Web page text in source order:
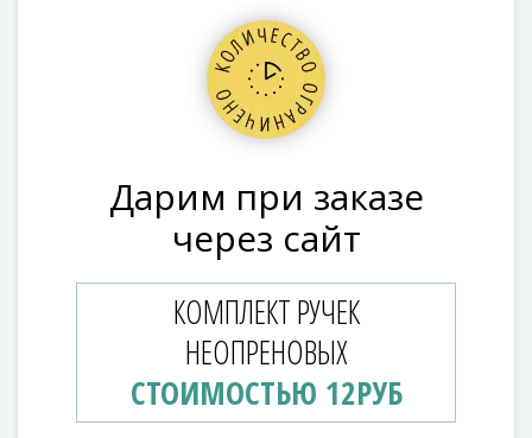
Дарим при заказе
через сайт
КОМПЛЕКТ РУЧЕК
НЕОПРЕНОВЫХ
СТОИМОСТЬЮ 12РУБ